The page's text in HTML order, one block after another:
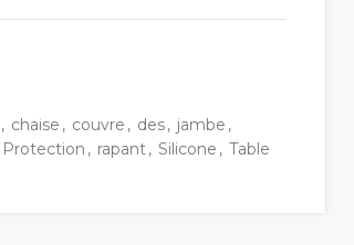
, chaise , couvre , des, jambe ,
Protection , rapant, Silicone , Table